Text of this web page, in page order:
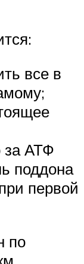
все в
за АТФ
поддона
первой
по